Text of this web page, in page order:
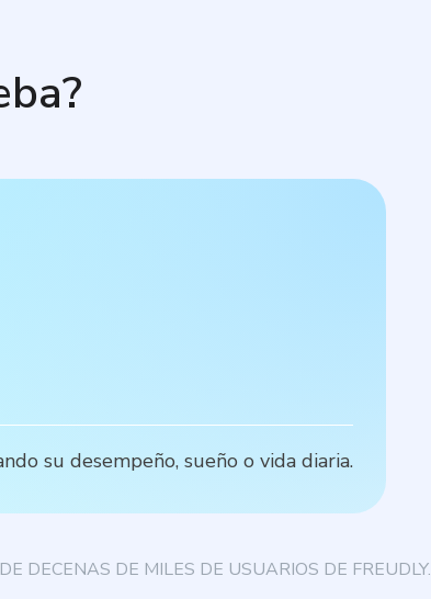
su desempeño, sueño o vida diaria.
DECENAS DE MILES DE USUARIOS DE FREUDLY.